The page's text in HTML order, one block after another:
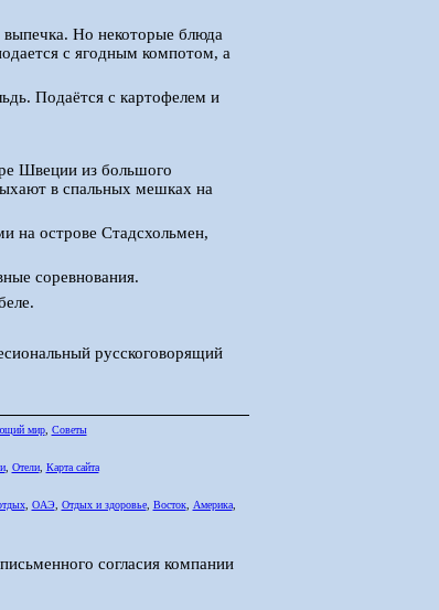
Но некоторые блюда
с ягодным компотом, а
Подаётся с картофелем и
Швеции из большого
в спальных мешках на
на острове Стадсхольмен,
соревнования.
русскоговорящий
мир, Советы
, Отели, Карта сайта
, ОАЭ, Отдых и здоровье, Восток, Америка,
согласия компании